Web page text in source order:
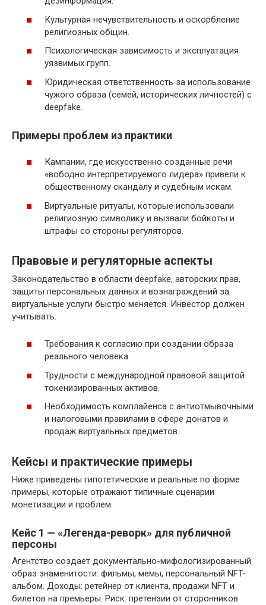
Культурная нечувствительность и оскорбление
религиозных общин.
Психологическая зависимость и эксплуатация
уязвимых групп.
Юридическая ответственность за использование
чужого образа (семей, исторических личностей) с
deepfake.
Примеры проблем из практики
Кампании, где искусственно созданные речи
«вободно интерпретируемого лидера» привели к
общественному скандалу и судебным искам.
Виртуальные ритуалы, которые использовали
религиозную символику и вызвали бойкоты и
штрафы со стороны регуляторов.
Правовые и регуляторные аспекты
Законодательство в области deepfake, авторских прав,
защиты персональных данных и вознаграждений за
виртуальные услуги быстро меняется. Инвестор должен
учитывать:
Требования к согласию при создании образа
реального человека.
Трудности с международной правовой защитой
токенизированных активов.
Необходимость комплайенса с антиотмывочными
и налоговыми правилами в сфере донатов и
продаж виртуальных предметов.
Кейсы и практические примеры
Ниже приведены гипотетические и реальные по форме
примеры, которые отражают типичные сценарии
монетизации и проблем.
Кейс 1 — «Легенда-реворк» для публичной
персоны
Агентство создает документально-мифологизированный
образ знаменитости: фильмы, мемы, персональный NFT-
альбом. Доходы: ретейнер от клиента, продажи NFT и
билетов на премьеры. Риск: претензии от сторонников